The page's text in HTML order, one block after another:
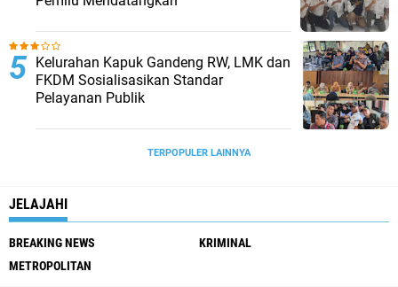
Kelurahan Kapuk Gandeng RW, LMK dan
FKDM Sosialisasikan Standar
Pelayanan Publik
TERPOPULER LAINNYA
JELAJAHI
BREAKING NEWS
KRIMINAL
METROPOLITAN